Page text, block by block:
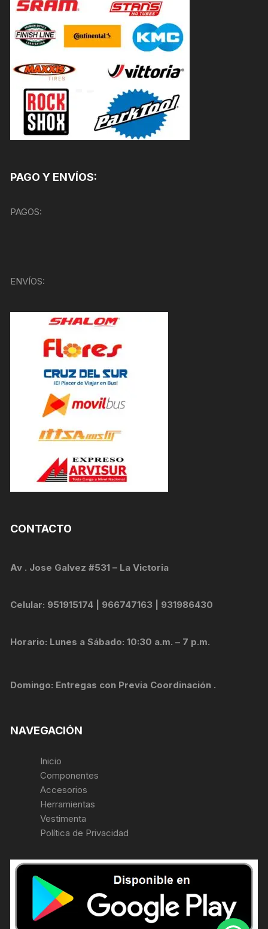
PAGO Y ENVÍOS:
PAGOS:
ENVÍOS:
CONTACTO
Av . Jose Galvez #531 – La Victoria
Celular: 951915174 | 966747163 | 931986430
Horario: Lunes a Sábado: 10:30 a.m. – 7 p.m.
Domingo: Entregas con Previa Coordinación .
NAVEGACIÓN
Inicio
Componentes
Accesorios
Herramientas
Vestimenta
Política de Privacidad